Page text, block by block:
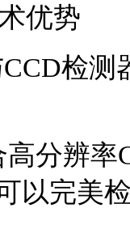
优势
检测
高分辨率
以完美